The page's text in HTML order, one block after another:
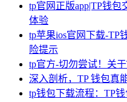
tp官网正版app|TP钱
体验
tp苹果ios官网下载-TP
险提示
tp官方-切勿尝试！关
深入剖析，TP 钱包真
tp钱包下载流程：TP